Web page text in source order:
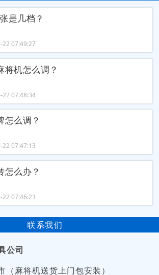
是几档？
07:49:27
将机怎么调？
22 07:48:34
怎么调？
07:47:13
怎么办？
07:46:23
联系我们
公司
（麻将机送货上门包安装）